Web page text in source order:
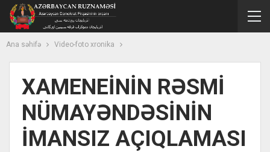
Ana səhifə Video-foto xronika
XAMENEİNİN RƏSMİ
NÜMAYƏNDƏSİNİN
İMANSIZ AÇIQLAMASI